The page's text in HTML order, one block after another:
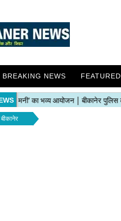
BREAKING NEWS FEATURED
बीकानेर